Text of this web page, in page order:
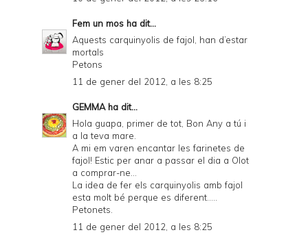
Fem un mos ha dit...
Aquests carquinyolis de fajol, han d’estar
mortals
Petons
11 de gener del 2012, a les 8:25
GEMMAha dit...
Hola guapa, primer de tot, Bon Any a tú i
a la teva mare.
A mi em varen encantar les farinetes de
fajol! Estic per anar a passar el dia a Olot
a comprar-ne...
La idea de fer els carquinyolis amb fajol
esta molt bé perque es diferent.....
Petonets.
11 de gener del 2012, a les 8:25